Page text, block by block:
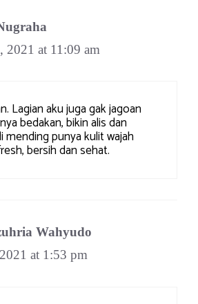
2021 at 11:09 am
Lagian aku juga gak jagoan
bedakan, bikin alis dan
mending punya kulit wajah
bersih dan sehat.
Wahyudo
at 1:53 pm